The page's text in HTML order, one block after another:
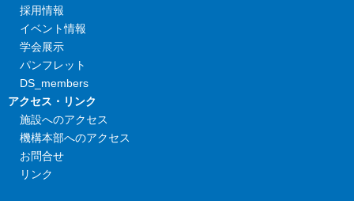
採用情報
イベント情報
学会展示
パンフレット
DS_members
アクセス・リンク
施設へのアクセス
機構本部へのアクセス
お問合せ
リンク